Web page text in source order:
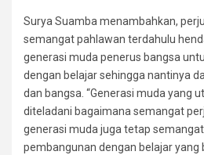
Surya Suamba menambahkan,
semangat pahlawan terdahulu
generasi muda penerus bangsa
dengan belajar sehingga nantinya
dan bangsa. “Generasi muda yang
diteladani bagaimana semangat
generasi muda juga tetap
pembangunan dengan belajar yang